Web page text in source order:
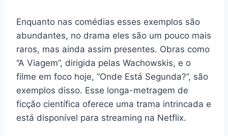
Enquanto nas comédias esses exemplos são
abundantes, no drama eles são um pouco mais
raros, mas ainda assim presentes. Obras como
“A Viagem”, dirigida pelas Wachowskis, e o
filme em foco hoje, “Onde Está Segunda?”, são
exemplos disso. Esse longa-metragem de
ficção científica oferece uma trama intrincada e
está disponível para streaming na Netflix.